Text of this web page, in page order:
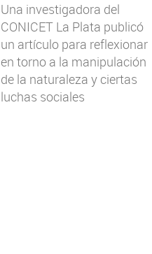
Una investigadora del
CONICET La Plata publicó
un artículo para reflexionar
en torno a la manipulación
de la naturaleza y ciertas
luchas sociales